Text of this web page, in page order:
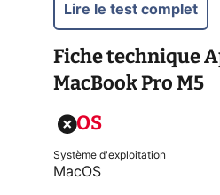
Lire le test complet
Fiche technique
MacBook Pro M5
OS
Système d'exploitation
MacOS